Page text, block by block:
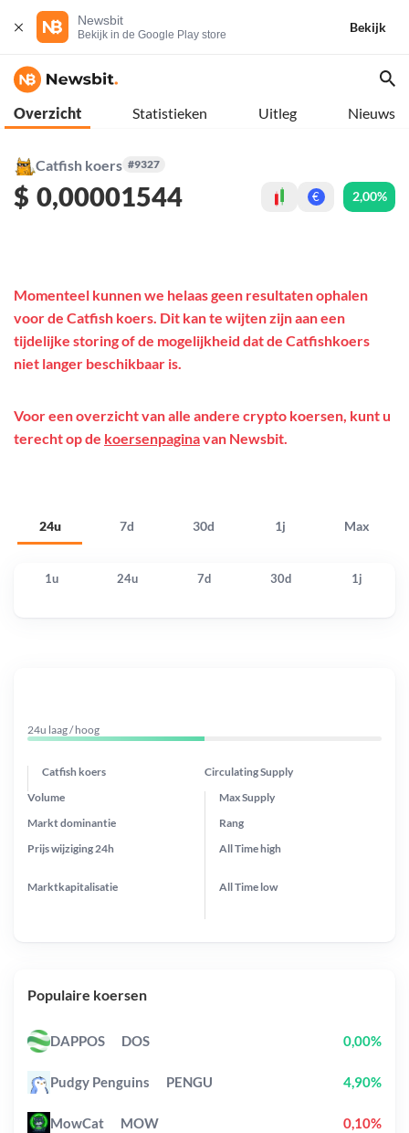
Newsbit
Bekijk in de Google Play store
Bekijk
Overzicht Statistieken Uitleg Nieuws
Catfish koers #9327
$ 0,00001544 € 2,00%
24u 7d 30d 1j Max
Momenteel kunnen we helaas geen resultaten ophalen
voor de Catfish koers. Dit kan te wijten zijn aan een
tijdelijke storing of de mogelijkheid dat de Catfishkoers
niet langer beschikbaar is.
Voor een overzicht van alle andere crypto koersen, kunt u
terecht op de koersenpaginavan Newsbit.
1u 24u 7d 30d 1j
24u laag / hoog
Catfish koers Circulating Supply
Prijs wijziging 24h
Max Supply
Markt dominantie
Marktkapitalisatie
Volume
Rang
All Timehigh
All Time low
Populaire koersen
DAPPOS DOS 0,00%
Pudgy Penguins PENGU 4,90%
MowCat MOW 0,10%